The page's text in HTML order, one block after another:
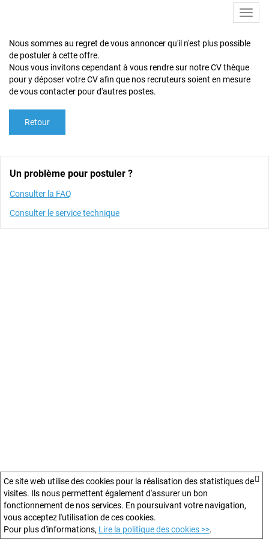
Ce site web utilise des cookies pour la réalisation des statistiques de
visites. Ils nous permettent également d'assurer un bon
fonctionnement de nos services. En poursuivant votre navigation,
vous acceptez l'utilisation de ces cookies.
Pour plus d'informations, Lire la politique des cookies >>.
Nous sommes au regret de vous annoncer qu'il n'est plus possible
de postuler à cette offre.
Nous vous invitons cependant à vous rendre sur notre CV thèque
pour y déposer votre CV afin que nos recruteurs soient en mesure
de vous contacter pour d'autres postes.
Retour
Un problème pour postuler ?
Consulter la FAQ
Consulter le service technique